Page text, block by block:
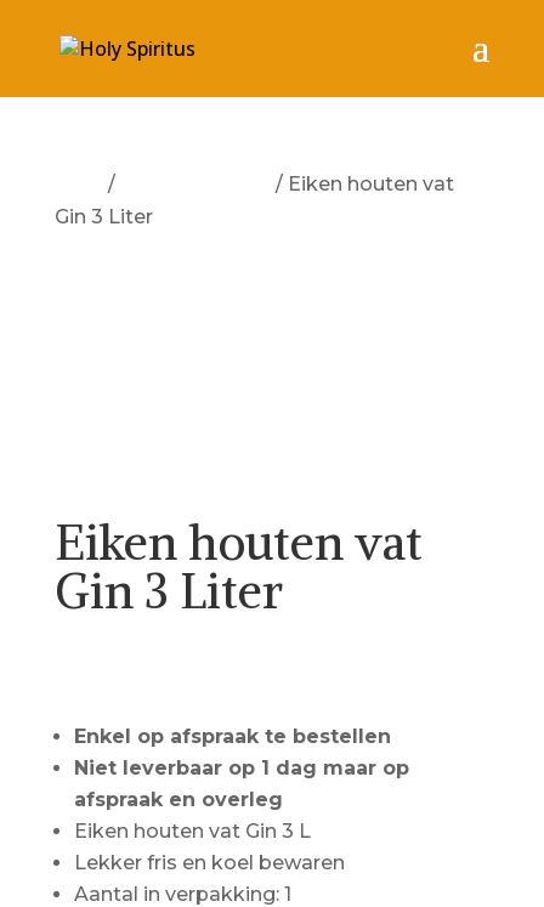
/
/ Eiken houten vat
Gin 3 Liter
Eiken houten vat
Gin 3 Liter
Enkel op afspraak te bestellen
Niet leverbaar op 1 dag maar op
afspraak en overleg
Eiken houten vat Gin 3 L
Lekker fris en koel bewaren
Aantal in verpakking: 1